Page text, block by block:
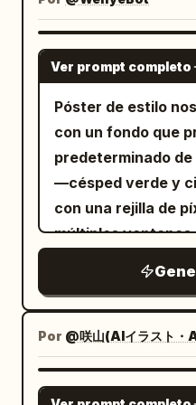
fluido y nítido,
anuncios,
(Versión de
tipografía debe
sincronizada con
imagen. El texto
imagen, utilizando
audaz, moderna y
dorado,
desenfoque de
festivo y de alta gama. 0–2
Una 'X' gigante
vigorosamente,
Ver prompt completo
Póster de estilo
con un fondo que
predeterminado de
—césped verde y
con una rejilla de
múltiples ventanas
superior e inferior.
apiladas de forma
desenfoque de
pixelados. La
chica Y2K de
Por @咲山(AIイラスト・